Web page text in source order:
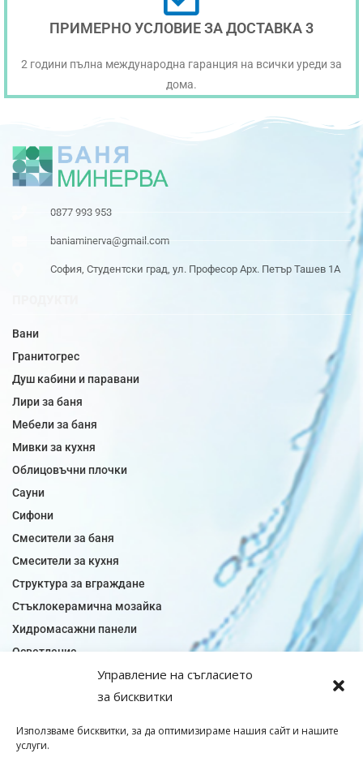
Управление на съгласието
за бисквитки
Използваме бисквитки, за да оптимизираме нашия сайт и нашите
услуги.
ПРИМЕРНО УСЛОВИЕ ЗА ДОСТАВКА 3
2 години пълна международна гаранция на всички уреди за
дома.
0877 993 953
baniaminerva@gmail.com
София, Студентски град, ул. Професор Арх. Петър Ташев 1А
Вани
Гранитогрес
Душ кабини и паравани
Лири за баня
Мебели за баня
Мивки за кухня
Облицовъчни плочки
Сауни
Сифони
Смесители за баня
Смесители за кухня
Структура за вграждане
Стъклокерамична мозайка
Хидромасажни панели
Осветление
Огледала за баня
Плочки модели